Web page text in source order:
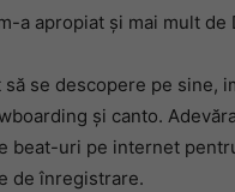
a apropiat și mai mult de
să se descopere pe sine,
și canto.
beat-uri pe internet
de înregistrare.